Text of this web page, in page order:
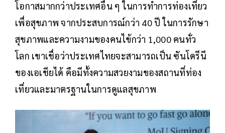
โอกาสมากกว่าประเทศอื่น ๆ ในการทำการท่องเที่ยว
เพื่อสุขภาพ จากประสบการณ์กว่า 40 ปี ในการรักษา
สุขภาพและความงามของคนไข้กว่า 1,000 คนทั่ว
โลก เขาเชื่อว่าประเทศไทยจะสามารถเป็น ซันโดรีนี
ของเอเชียได้ คือมีทั้งความสวยงามของสถานที่ท่อง
เที่ยวและมาตรฐานในการดูแลสุขภาพ